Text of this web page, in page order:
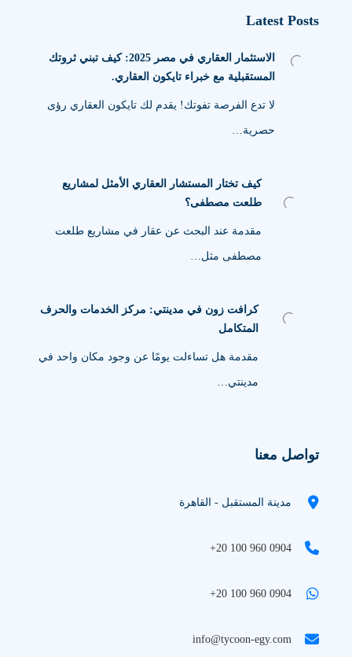
Latest Posts
الاستثمار العقاري في مصر 2025: كيف تبني ثروتك
المستقبلية مع خبراء تايكون العقاري.
لا تدع الفرصة تفوتك! يقدم لك تايكون العقاري رؤى
حصرية…
كيف تختار المستشار العقاري الأمثل لمشاريع
طلعت مصطفى؟
مقدمة عند البحث عن عقار في مشاريع طلعت
مصطفى مثل…
كرافت زون في مدينتي: مركز الخدمات والحرف
المتكامل
مقدمة هل تساءلت يومًا عن وجود مكان واحد في
مدينتي…
تواصل معنا
مدينة المستقبل - القاهرة
+20 100 960 0904
+20 100 960 0904
info@tycoon-egy.com